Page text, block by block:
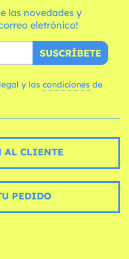
las novedades y
eletrónico!
SUSCRÍBETE
y las condiciones
AL CLIENTE
PEDIDO